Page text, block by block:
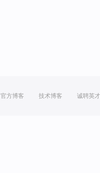
官方博客 技术博客 诚聘英才